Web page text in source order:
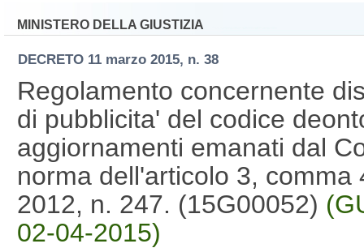
MINISTERO DELLA GIUSTIZIA
DECRETO 11 marzo 2015, n. 38
Regolamento concernente
di pubblicita' del codice
aggiornamenti emanati dal
norma dell'articolo 3,
2012, n. 247. (15G00052)
02-04-2015)